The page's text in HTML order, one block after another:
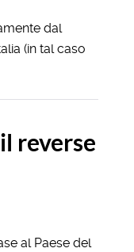
dal
(in tal caso
reverse
al Paese del